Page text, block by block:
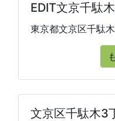
EDIT文京千駄
東京都文京区千駄
文京区千駄木3